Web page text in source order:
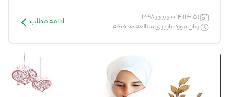
(14:15) 14 شهریور 1398
زمان موردنیاز برای مطالعه :0دقیقه
ادامه مطلب